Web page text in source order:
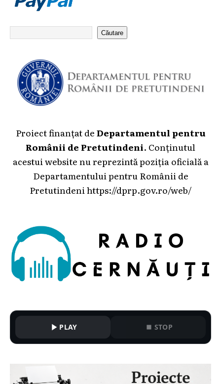
Căutare
Proiect finanțat deDepartamentul pentru
Românii de Pretutindeni. Conținutul
acestui website nu reprezintă poziția oficială a
Departamentului pentru Românii de
Pretutindenihttps://dprp.gov.ro/web/
PLAY STOP